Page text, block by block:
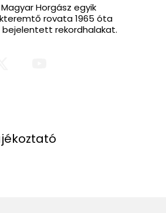
Horgász egyik
rovata 1965 óta
bejelentett rekordhalakat.